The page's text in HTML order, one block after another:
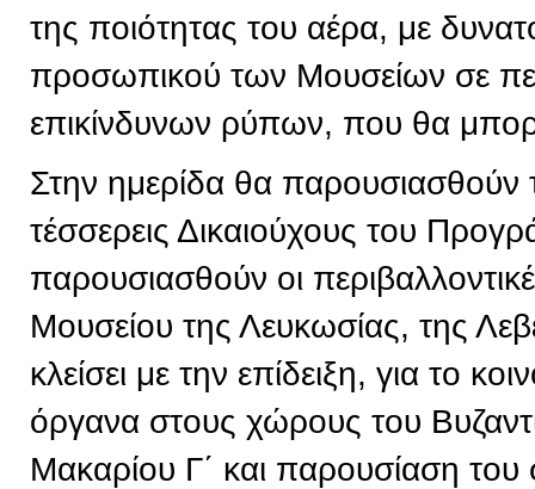
της ποιότητας του αέρα, με
προσωπικού των Μουσείων σε
επικίνδυνων ρύπων, που θα
Στην ημερίδα θα
τέσσερεις Δικαιούχους του
παρουσιασθούν οι
Μουσείου της Λευκωσίας, της
κλείσει με την επίδειξη, για το
όργανα στους χώρους του
Μακαρίου Γ΄ και παρουσίαση του